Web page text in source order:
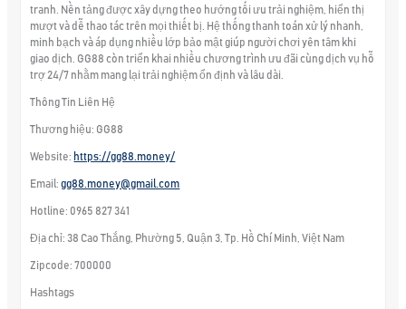
tranh. Nền tảng được xây dựng theo hướng tối ưu trải nghiệm, hiển thị
mượt và dễ thao tác trên mọi thiết bị. Hệ thống thanh toán xử lý nhanh,
minh bạch và áp dụng nhiều lớp bảo mật giúp người chơi yên tâm khi
giao dịch. GG88 còn triển khai nhiều chương trình ưu đãi cùng dịch vụ hỗ
trợ 24/7 nhằm mang lại trải nghiệm ổn định và lâu dài.
Thông Tin Liên Hệ
Thương hiệu: GG88
Website: https://gg88.money/
Email:gg88.money@gmail.com
Hotline: 0965 827 341
Địa chỉ: 38 Cao Thắng, Phường 5, Quận 3, Tp. Hồ Chí Minh, Việt Nam
Zipcode: 700000
Hashtags